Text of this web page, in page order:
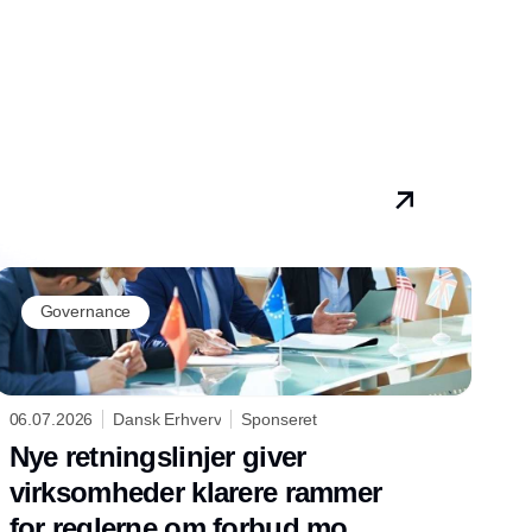
Governance
06.07.2026 Dansk Erhverv Sponseret
Nye retningslinjer giver
virksomheder klarere rammer